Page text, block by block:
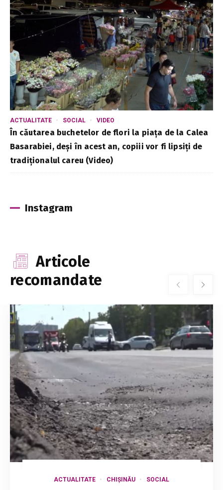
ACTUALITATE SOCIAL VIDEO
În căutarea buchetelor de flori la piața de la Calea
Basarabiei, deși în acest an, copiii vor fi lipsiți de
tradiționalul careu (Video)
Instagram
Articole
recomandate
ACTUALITATE CHIȘINĂU SOCIAL